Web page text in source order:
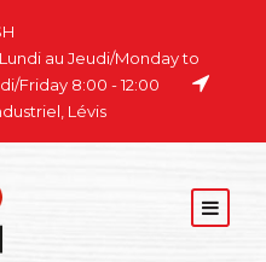
Lundi au Jeudi/Monday to
Friday 8:00 - 12:00
Lévis